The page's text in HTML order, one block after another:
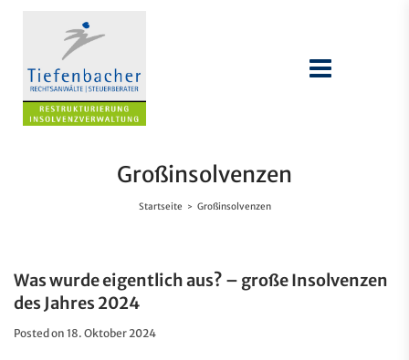
Großinsolvenzen
Startseite > Großinsolvenzen
Was wurde eigentlich aus? – große Insolvenzen
des Jahres 2024
Posted on 18. Oktober 2024